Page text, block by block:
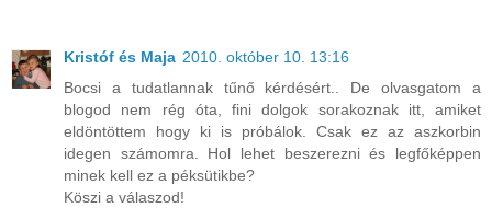
Kristóf és Maja 2010. október 10. 13:16
Bocsi a tudatlannak tűnő kérdésért.. De olvasgatom a
blogod nem rég óta, fini dolgok sorakoznak itt, amiket
eldöntöttem hogy ki is próbálok. Csak ez az aszkorbin
idegen számomra. Hol lehet beszerezni és legfőképpen
minek kell ez a péksütikbe?
Köszi a válaszod!